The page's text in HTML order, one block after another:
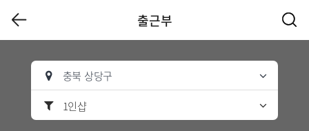
출근부
충북 상당구
1인샵